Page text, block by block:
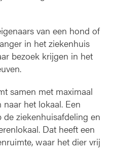
van een hond of
in het ziekenhuis
bezoek krijgen in het
samen met maximaal
het lokaal. Een
ziekenhuisafdeling en
Dat heeft een
waar het dier vrij